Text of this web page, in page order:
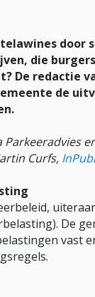
door
die
De redactie
de
Parkeeradvies
Curfs,
De
vast